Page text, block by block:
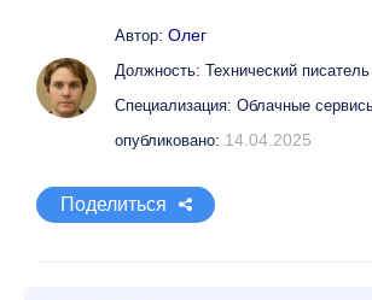
Автор: Олег
Должность: Технический писатель
Специализация: Облачные
опубликовано: 14.04.2025
Поделиться